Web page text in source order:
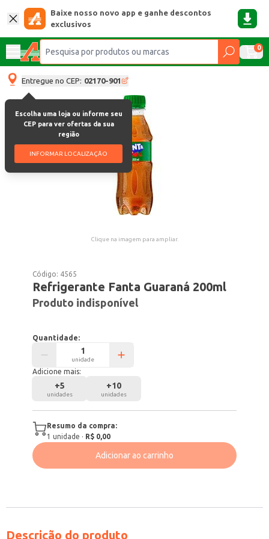
Baixe nosso novo app e ganhe descontos
exclusivos
0
Entregue no CEP: 02170-901
Escolha uma loja ou informe seu
CEP para ver ofertas da sua
região
INFORMAR LOCALIZAÇÃO
Clique na imagem para ampliar.
Código: 4565
Refrigerante Fanta Guaraná 200ml
Produto indisponível
Quantidade:
unidade
Adicione mais:
+5
unidades
+10
unidades
Resumo da compra:
1 unidade · R$ 0,00
Adicionar ao carrinho
Descrição do produto